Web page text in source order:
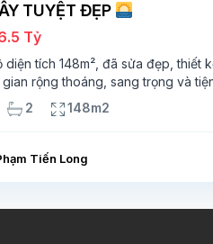
TUYỆT ĐẸP
Tỷ
diện tích 148m², đã sửa đẹp, thiết
rộng thoáng, sang trọng và
cấp, ánh sáng tự nhiên chan hòa,
lại
2 148m2
Tiến Long